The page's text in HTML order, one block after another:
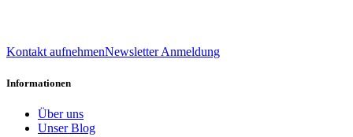
Kontakt aufnehmenNewsletter Anmeldung
Informationen
Über uns
Unser Blog